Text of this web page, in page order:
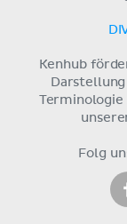
Kenhub
Folg